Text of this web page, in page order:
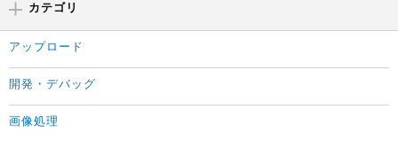
カテゴリ
アップロード
開発・デバッグ
画像処理